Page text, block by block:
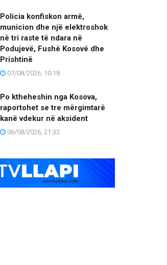
Policia konfiskon armë,
municion dhe një elektroshok
në tri raste të ndara në
Podujevë, Fushë Kosovë dhe
Prishtinë
07/08/2026, 10:18
Po ktheheshin nga Kosova,
raportohet se tre mërgimtarë
kanë vdekur në aksident
06/08/2026, 21:32